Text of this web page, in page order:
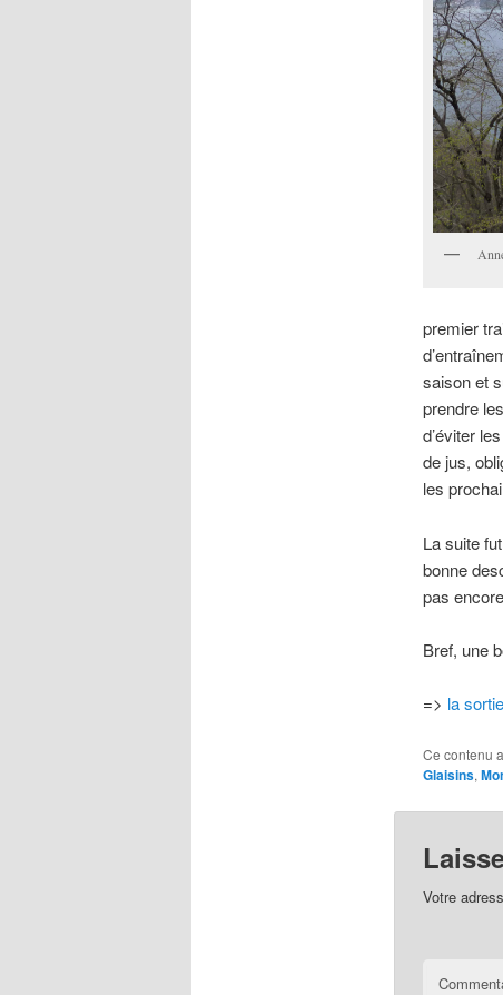
premier
saison et
prendre
d’éviter
de jus,
les
La suite
bonne
pas
Bref, une
=> la
Ce contenu
Glaisins,
Votre